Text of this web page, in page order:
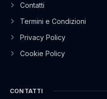
Contatti
Termini e Condizioni
Privacy Policy
Cookie Policy
CONTATTI